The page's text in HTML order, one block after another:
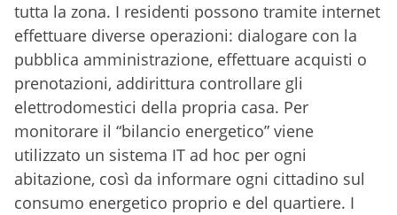
tutta la zona. I residenti possono tramite internet
effettuare diverse operazioni: dialogare con la
pubblica amministrazione, effettuare acquisti o
prenotazioni, addirittura controllare gli
elettrodomestici della propria casa. Per
monitorare il “bilancio energetico” viene
utilizzato un sistema IT ad hoc per ogni
abitazione, così da informare ogni cittadino sul
consumo energetico proprio e del quartiere. I